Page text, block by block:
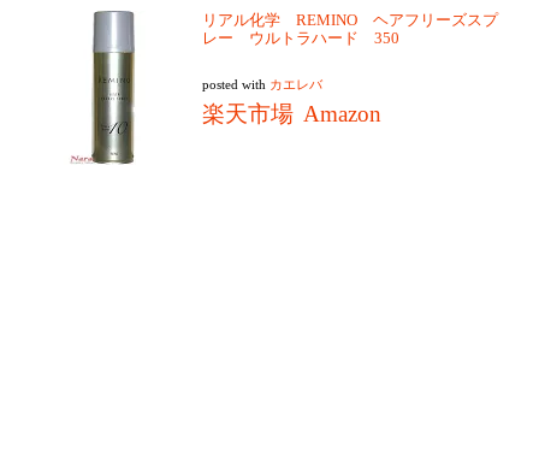
リアル化学 REMINO ヘアフリーズスプ
レー ウルトラハード 350
posted with カエレバ
楽天市場 Amazon